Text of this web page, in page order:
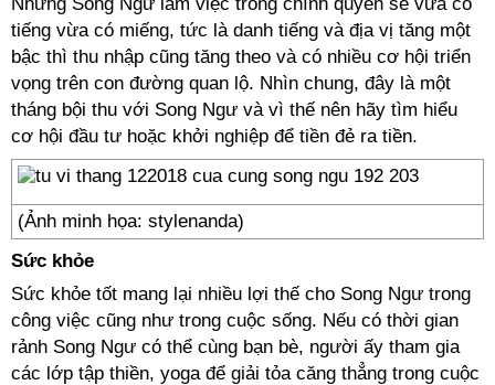
tiếng vừa có miếng, tức là danh tiếng và địa vị tăng một
bậc thì thu nhập cũng tăng theo và có nhiều cơ hội triển
vọng trên con đường quan lộ. Nhìn chung, đây là một
tháng bội thu với Song Ngư và vì thế nên hãy tìm hiểu
cơ hội đầu tư hoặc khởi nghiệp để tiền đẻ ra tiền.
(Ảnh minh họa: stylenanda)
Sức khỏe
Sức khỏe tốt mang lại nhiều lợi thế cho Song Ngư trong
công việc cũng như trong cuộc sống. Nếu có thời gian
rảnh Song Ngư có thể cùng bạn bè, người ấy tham gia
các lớp tập thiền, yoga để giải tỏa căng thẳng trong cuộc